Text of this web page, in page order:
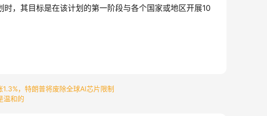
，其目标是在该计划的第一阶段与各个国家或地区开展10
，特朗普将废除全球AI芯片限制
温和的